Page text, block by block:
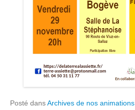
Posté dansArchives de nos animations